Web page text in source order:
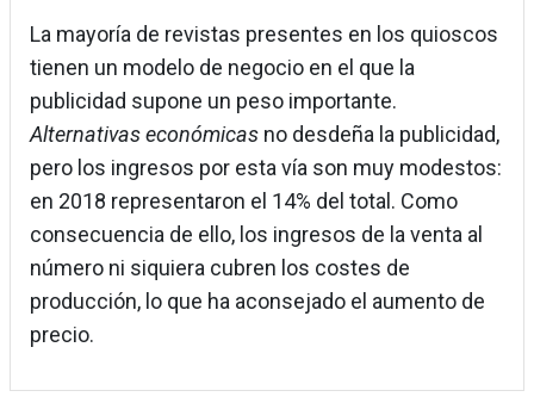
La mayoría de revistas presentes en los quioscos
tienen un modelo de negocio en el que la
publicidad supone un peso importante.
Alternativas económicas no desdeña la publicidad,
pero los ingresos por esta vía son muy modestos:
en 2018 representaron el 14% del total. Como
consecuencia de ello, los ingresos de la venta al
número ni siquiera cubren los costes de
producción, lo que ha aconsejado el aumento de
precio.